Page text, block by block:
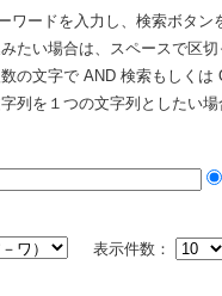
ワードを入力し、検索ボタ
たい場合は、スペースで区
の文字で AND 検索もしくは
列を１つの文字列としたい
表示件数：